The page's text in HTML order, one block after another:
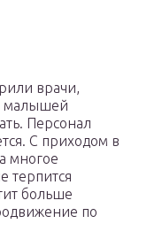
врачи,
малышей
Персонал
С приходом в
многое
терпится
больше
по